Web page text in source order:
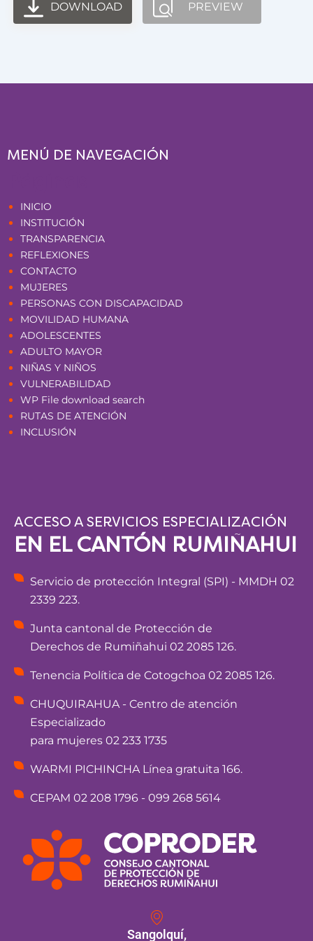
DOWNLOAD PREVIEW
MENÚ DE NAVEGACIÓN
INICIO
INSTITUCIÓN
TRANSPARENCIA
REFLEXIONES
CONTACTO
MUJERES
PERSONAS CON DISCAPACIDAD
MOVILIDAD HUMANA
ADOLESCENTES
ADULTO MAYOR
NIÑAS Y NIÑOS
VULNERABILIDAD
WP File download search
RUTAS DE ATENCIÓN
INCLUSIÓN
ACCESO A SERVICIOS ESPECIALIZACIÓN
EN EL CANTÓN RUMIÑAHUI
Servicio de protección Integral (SPI) - MMDH 02
2339 223.
Junta cantonal de Protección de
Derechos de Rumiñahui 02 2085 126.
Tenencia Política de Cotogchoa 02 2085 126.
CHUQUIRAHUA - Centro de atención
Especializado
para mujeres 02 233 1735
WARMI PICHINCHA Línea gratuita 166.
CEPAM 02 208 1796 - 099 268 5614
Sangolquí,